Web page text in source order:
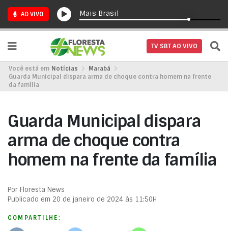
AO VIVO Mais Brasil
TV SBT AO VIVO
Você está em Notícias
Marabá
Guarda Municipal dispara arma de choque contra homem na frente
da família
Guarda Municipal dispara
arma de choque contra
homem na frente da família
Por Floresta News
Publicado em 20 de janeiro de 2024 às 11:50H
COMPARTILHE: